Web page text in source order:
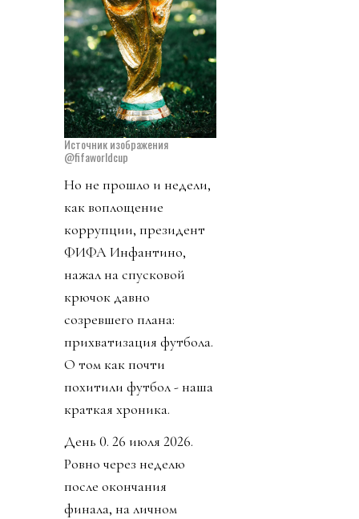
Источник изображения
@fifaworldcup
Но не прошло и недели,
как воплощение
коррупции, президент
ФИФА Инфантино,
нажал на спусковой
крючок давно
созревшего плана:
прихватизация футбола.
О том как почти
похитили футбол - наша
краткая хроника.
День 0. 26 июля 2026.
Ровно через неделю
после окончания
финала, на личном